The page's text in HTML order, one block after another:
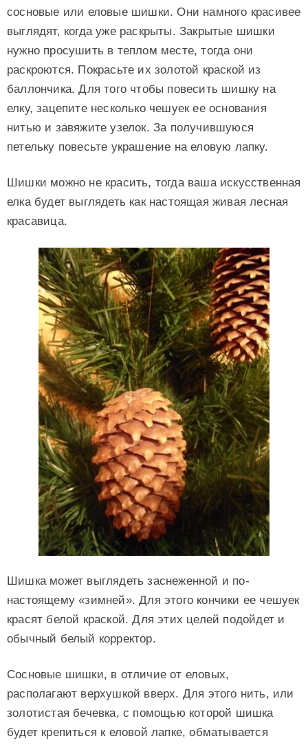
сосновые или еловые шишки. Они намного красивее
выглядят, когда уже раскрыты. Закрытые шишки
нужно просушить в теплом месте, тогда они
раскроются. Покрасьте их золотой краской из
баллончика. Для того чтобы повесить шишку на
елку, зацепите несколько чешуек ее основания
нитью и завяжите узелок. За получившуюся
петельку повесьте украшение на еловую лапку.
Шишки можно не красить, тогда ваша искусственная
елка будет выглядеть как настоящая живая лесная
красавица.
Шишка может выглядеть заснеженной и по-
настоящему «зимней». Для этого кончики ее чешуек
красят белой краской. Для этих целей подойдет и
обычный белый корректор.
Сосновые шишки, в отличие от еловых,
располагают верхушкой вверх. Для этого нить, или
золотистая бечевка, с помощью которой шишка
будет крепиться к еловой лапке, обматывается